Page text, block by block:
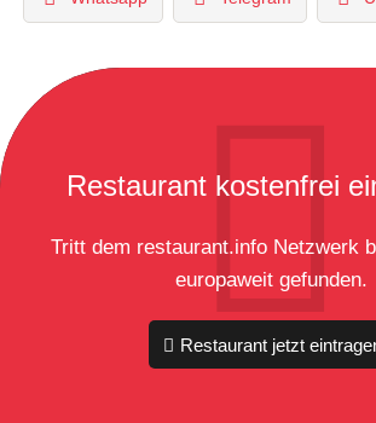
Restaurant kostenfrei
Tritt dem restaurant.info Netzwerk
europaweit gefunden.
Restaurant jetzt